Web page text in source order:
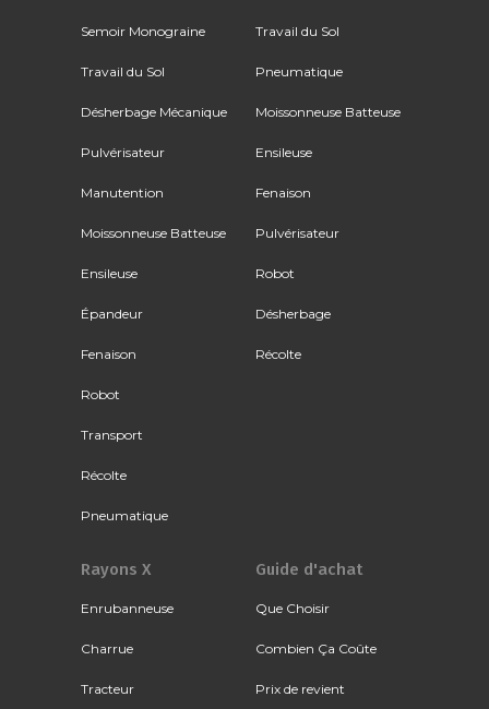
Semoir Monograine
Travail du Sol
Désherbage Mécanique
Pulvérisateur
Manutention
Moissonneuse Batteuse
Ensileuse
Épandeur
Fenaison
Robot
Transport
Récolte
Pneumatique
Travail du Sol
Pneumatique
Moissonneuse Batteuse
Ensileuse
Fenaison
Pulvérisateur
Robot
Désherbage
Récolte
Rayons X
Enrubanneuse
Charrue
Tracteur
Guide d'achat
Que Choisir
Combien Ça Coûte
Prix de revient